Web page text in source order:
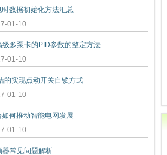
数据初始化方法汇总
01-10
级多泵卡的PID参数的整定方法
01-10
的实现点动开关自锁方式
01-10
如何推动智能电网发展
01-10
器常见问题解析